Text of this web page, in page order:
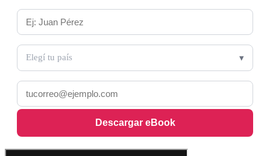
Elegí tu país
Descargar eBook